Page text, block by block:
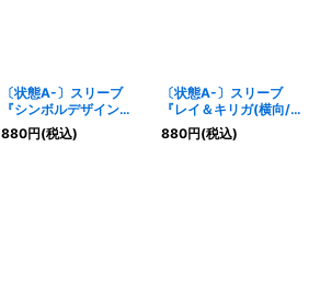
〔状態A-〕スリーブ
『シンボルデザイン
(PB21)』50枚【-】{-}
《サプライ》
880円(税込)
〔状態A-〕スリーブ
『レイ＆キリガ(横向/バ
トラーズグッズセット最
強銀河究極ゼロ付属)』
880円(税込)